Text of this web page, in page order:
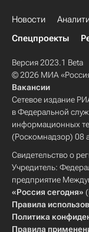
Новости
Спецпроекты
Версия 2023.1 Beta
© 2026 МИА
Вакансии
Сетевое издание
в Федеральной
информационных
(Роскомнадзор) 08
Свидетельство о
Учредитель:
предприятие
«Россия сегодня»
Правила
Политика
Правила